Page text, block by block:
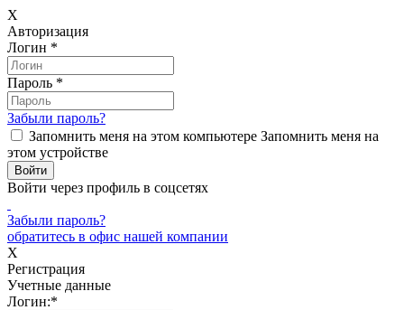
X
Авторизация
Логин *
Пароль *
Забыли пароль?
Запомнить меня на этом компьютере Запомнить меня на
этом устройстве
Войти через профиль в соцсетях
Забыли пароль?
обратитесь в офис нашей компании
X
Регистрация
Учетные данные
Логин:*